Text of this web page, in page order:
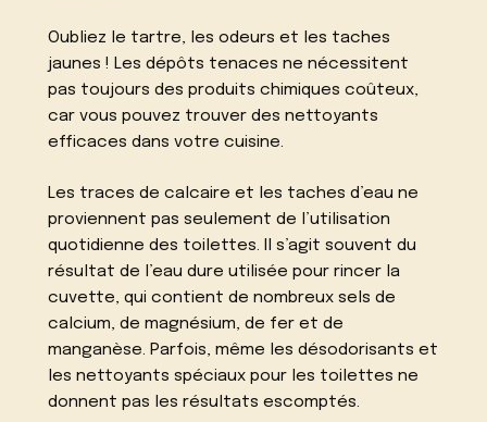
Oubliez le tartre, les odeurs et les taches
jaunes ! Les dépôts tenaces ne nécessitent
pas toujours des produits chimiques coûteux,
car vous pouvez trouver des nettoyants
efficaces dans votre cuisine.
Les traces de calcaire et les taches d’eau ne
proviennent pas seulement de l’utilisation
quotidienne des toilettes. Il s’agit souvent du
résultat de l’eau dure utilisée pour rincer la
cuvette, qui contient de nombreux sels de
calcium, de magnésium, de fer et de
manganèse. Parfois, même les désodorisants et
les nettoyants spéciaux pour les toilettes ne
donnent pas les résultats escomptés.